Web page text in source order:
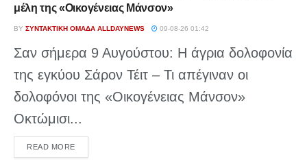
μέλη της «Οικογένειας Μάνσον»
BY ΣΥΝΤΑΚΤΙΚΉ ΟΜΆΔΑ ALLDAYNEWS 09-08-26 01:42
Σαν σήμερα 9 Αυγούστου: Η άγρια δολοφονία
της εγκύου Σάρον Τέιτ – Τι απέγιναν οι
δολοφόνοι της «Οικογένειας Μάνσον»
Οκτώμισι...
READ MOREDETAILS